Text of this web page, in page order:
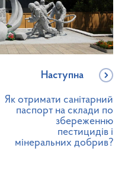
Наступна
Як отримати санітарний
паспорт на склади по
збереженню
пестицидів і
мінеральних добрив?